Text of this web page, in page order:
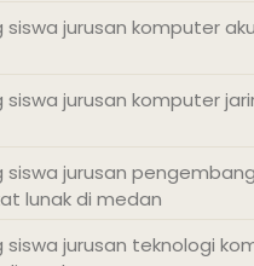
jurusan komputer
jurusan komputer
siswa jurusan
lunak di medan
jurusan teknologi